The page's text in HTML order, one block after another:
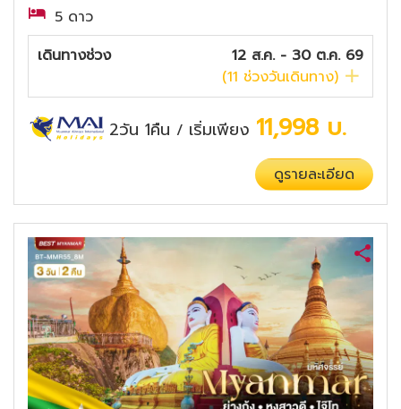
5 ดาว
เดินทางช่วง
12 ส.ค. - 30 ต.ค. 69
(11 ช่วงวันเดินทาง)
2วัน 1คืน / เริ่มเพียง 11,998 บ.
ดูรายละเอียด